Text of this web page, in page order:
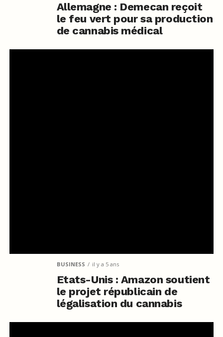
Allemagne : Demecan reçoit
le feu vert pour sa production
de cannabis médical
BUSINESS il y a 5 ans
Etats-Unis : Amazon soutient
le projet républicain de
légalisation du cannabis